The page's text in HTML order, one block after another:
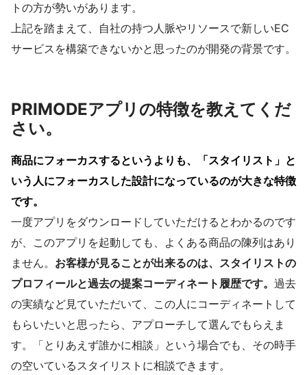
トの方が勢いがあります。
上記を踏まえて、自社の持つ人脈やリソースで新しいEC
サービスを構築できないかと思ったのが開発の背景です。
PRIMODEアプリの特徴を教えてくだ
さい。
商品にフォーカスするというよりも、「スタイリスト」と
いう人にフォーカスした設計になっているのが大きな特徴
です。
一度アプリをダウンロードしていただけるとわかるのです
が、このアプリを起動しても、よくある商品の陳列はあり
ません。 お客様が見ることが出来るのは、スタイリストの
プロフィールと過去の提案コーディネート履歴です。 過去
の実績など見ていただいて、この人にコーディネートして
もらいたいと思ったら、アプローチして選んでもらえま
す。「とりあえず誰かに相談」という場合でも、その時手
の空いているスタイリストに相談できます。